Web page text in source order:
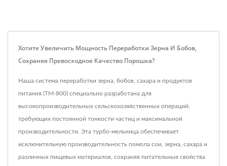
Хотите Увеличить Мощность Переработки Зерна И Бобов,
Сохраняя Превосходное Качество Порошка?
Наша система переработки зерна, бобов, сахара и продуктов
питания (TM-800) специально разработана для
высокопроизводительных сельскохозяйственных операций,
требующих постоянной тонкости частиц и максимальной
производительности. Эта турбо-мельница обеспечивает
исключительную производительность помола сои, зерна, сахара и
различных пищевых материалов, сохраняя питательные свойства